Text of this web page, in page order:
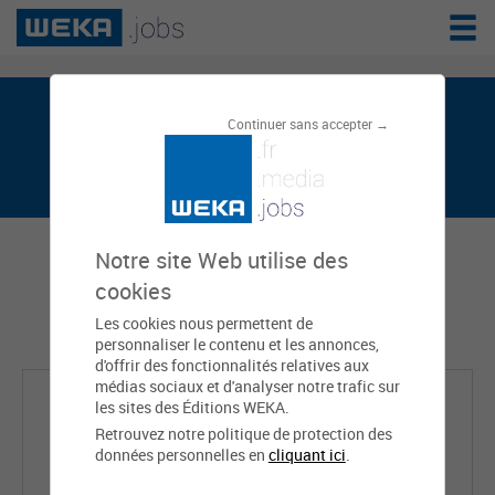
Continuer sans accepter →
Notre site Web utilise des
cookies
Les cookies nous permettent de
personnaliser le contenu et les annonces,
d'offrir des fonctionnalités relatives aux
médias sociaux et d'analyser notre trafic sur
les sites des Éditions WEKA.
Retrouvez notre politique de protection des
données personnelles en cliquant ici.
Chrystelle KINTO est sur weka.jobs, le
réseau de l'emploi public